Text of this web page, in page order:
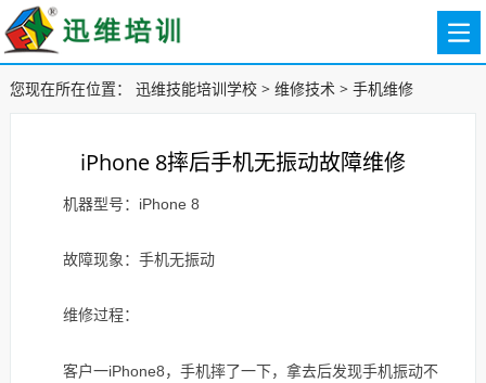
您现在所在位置： 迅维技能培训学校> 维修技术> 手机维修
iPhone 8摔后手机无振动故障维修
机器型号：iPhone 8
故障现象：手机无振动
维修过程：
客户一iPhone8，手机摔了一下，拿去后发现手机振动不